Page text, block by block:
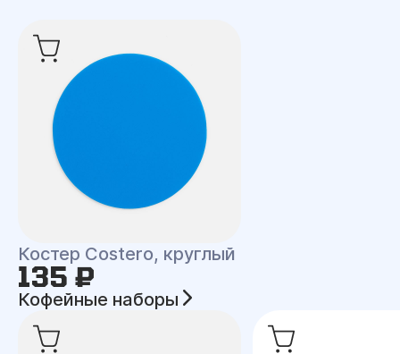
Костер Costero, круглый
135 ₽
Кофейные наборы